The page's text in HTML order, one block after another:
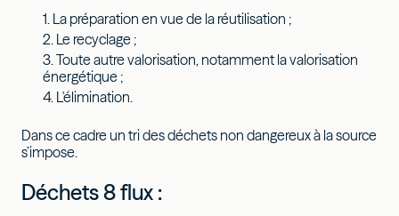
La préparation en vue de la réutilisation ;
Le recyclage ;
Toute autre valorisation, notamment la valorisation
énergétique ;
L'élimination.
Dans ce cadre un tri des déchets non dangereux à la source
s’impose.
Déchets 8 flux :